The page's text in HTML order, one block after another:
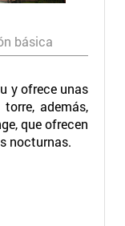
básica
y ofrece unas
además,
que ofrecen
nocturnas.